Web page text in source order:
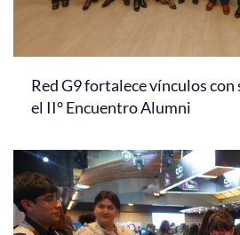
Red G9 fortalece vínculos con
el II° Encuentro Alumni